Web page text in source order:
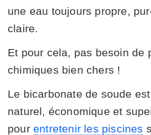
une eau toujours propre,
claire.
Et pour cela, pas besoin de
chimiques bien chers !
Le bicarbonate de soude
naturel, économique et
pour entretenir les piscines